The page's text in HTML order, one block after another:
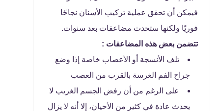
فيمكن أن تحقق عملية تركيب الأسنان نجاحًا
فوريًا ولكنها ستحدث مضاعفات بعد سنوات.
تتضمن بعض هذه المضاعفات :
تلف الأنسجة أو الأعصاب خاصة إذا وضع
جراح الفم الغرسة بالقرب من العصب
على الرغم من أن رفض الجسم الغريب لا
يحدث عادة في كثير من الأحيان، إلا أنه لا يزال